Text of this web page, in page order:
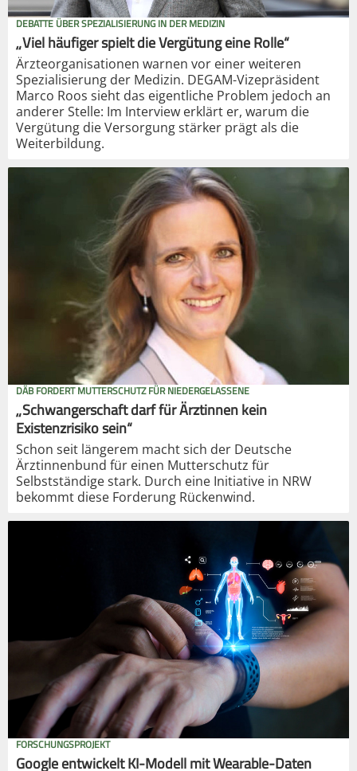
DEBATTE ÜBER SPEZIALISIERUNG IN DER MEDIZIN
„Viel häufiger spielt die Vergütung eine Rolle“
Ärzteorganisationen warnen vor einer weiteren
Spezialisierung der Medizin. DEGAM-Vizepräsident
Marco Roos sieht das eigentliche Problem jedoch an
anderer Stelle: Im Interview erklärt er, warum die
Vergütung die Versorgung stärker prägt als die
Weiterbildung.
DÄB FORDERT MUTTERSCHUTZ FÜR NIEDERGELASSENE
„Schwangerschaft darf für Ärztinnen kein
Existenzrisiko sein“
Schon seit längerem macht sich der Deutsche
Ärztinnenbund für einen Mutterschutz für
Selbstständige stark. Durch eine Initiative in NRW
bekommt diese Forderung Rückenwind.
FORSCHUNGSPROJEKT
Google entwickelt KI-Modell mit Wearable-Daten